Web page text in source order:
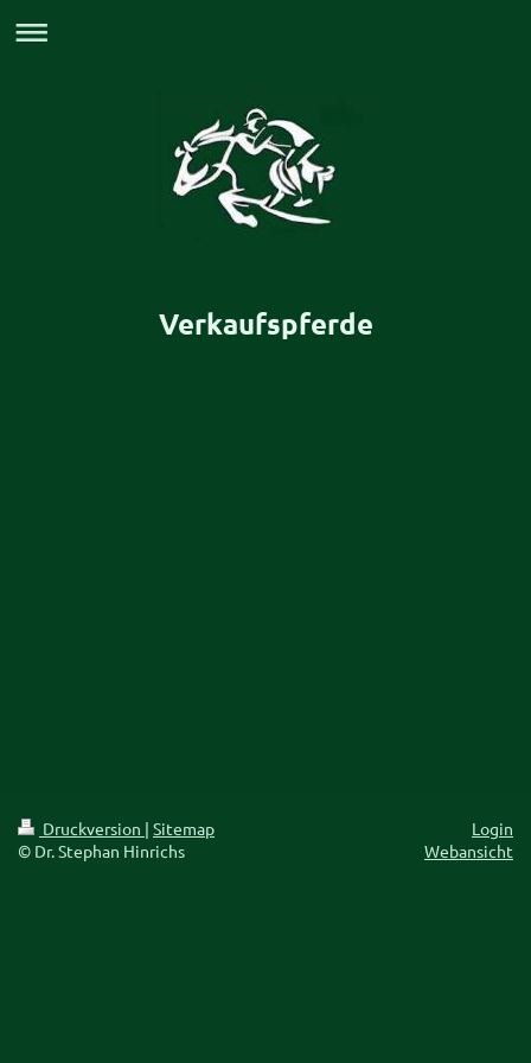
Verkaufspferde
Druckversion | Sitemap
© Dr. Stephan Hinrichs
Login
Webansicht